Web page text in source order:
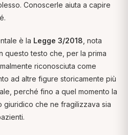
Conoscerle aiuta a capire
è la Legge 3/2018 , nota
questo testo che, per la prima
riconosciuta come
ad altre figure storicamente più
perché fino a quel momento la
giuridico che ne fragilizzava sia